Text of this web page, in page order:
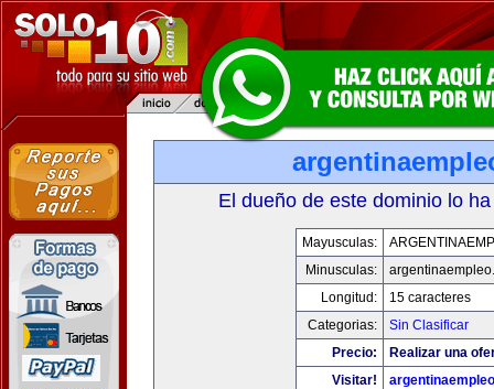
El dueño de este dominio lo
Mayusculas:
Minusculas:
Longitud:
15 caracteres
Categorias:
Sin Clasificar
Precio:
Realizar una
Visitar!